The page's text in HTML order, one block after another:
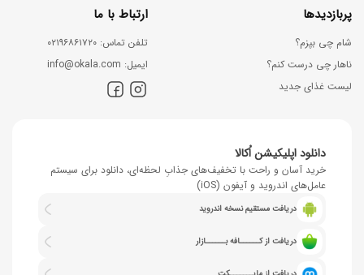
پربازدیدها
شام چی بپزم؟
ناهار چی درست کنم؟
لیست غذای جدید
ارتباط با ما
ﺗﻠﻔﻦ ﺗﻤﺎس: ۰۲۱۹۶۸۶۱۷۲۰
اﯾﻤﯿﻞ: info@okala.com
دانلود اپلیکیشن اُکالا
خرید آسان و راحت با تخفیف‌های جذابِ لحظه‌ای، دانلود برای سیستم
عامل‌های اندروید و آیفون (iOS)
دریافت مستقیم نسخه اندروید
دریافت از کــــــافه بــــــازار